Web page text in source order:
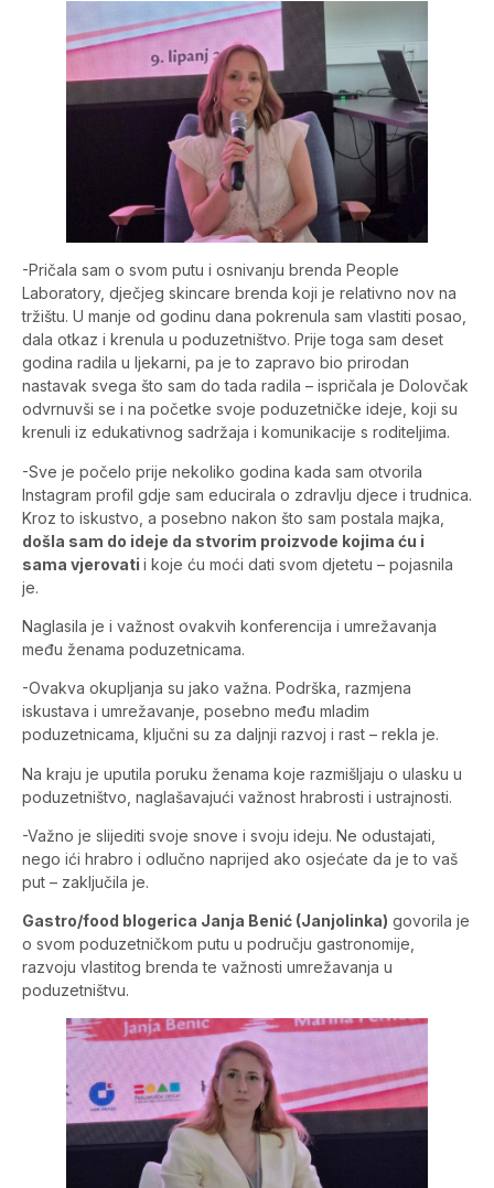
-Pričala sam o svom putu i osnivanju brenda People
Laboratory, dječjeg skincare brenda koji je relativno nov na
tržištu. U manje od godinu dana pokrenula sam vlastiti posao,
dala otkaz i krenula u poduzetništvo. Prije toga sam deset
godina radila u ljekarni, pa je to zapravo bio prirodan
nastavak svega što sam do tada radila – ispričala je Dolovčak
odvrnuvši se i na početke svoje poduzetničke ideje, koji su
krenuli iz edukativnog sadržaja i komunikacije s roditeljima.
-Sve je počelo prije nekoliko godina kada sam otvorila
Instagram profil gdje sam educirala o zdravlju djece i trudnica.
Kroz to iskustvo, a posebno nakon što sam postala majka,
došla sam do ideje da stvorim proizvode kojima ću i
sama vjerovati i koje ću moći dati svom djetetu – pojasnila
je.
Naglasila je i važnost ovakvih konferencija i umrežavanja
među ženama poduzetnicama.
-Ovakva okupljanja su jako važna. Podrška, razmjena
iskustava i umrežavanje, posebno među mladim
poduzetnicama, ključni su za daljnji razvoj i rast – rekla je.
Na kraju je uputila poruku ženama koje razmišljaju o ulasku u
poduzetništvo, naglašavajući važnost hrabrosti i ustrajnosti.
-Važno je slijediti svoje snove i svoju ideju. Ne odustajati,
nego ići hrabro i odlučno naprijed ako osjećate da je to vaš
put – zaključila je.
Gastro/food blogerica Janja Benić (Janjolinka) govorila je
o svom poduzetničkom putu u području gastronomije,
razvoju vlastitog brenda te važnosti umrežavanja u
poduzetništvu.